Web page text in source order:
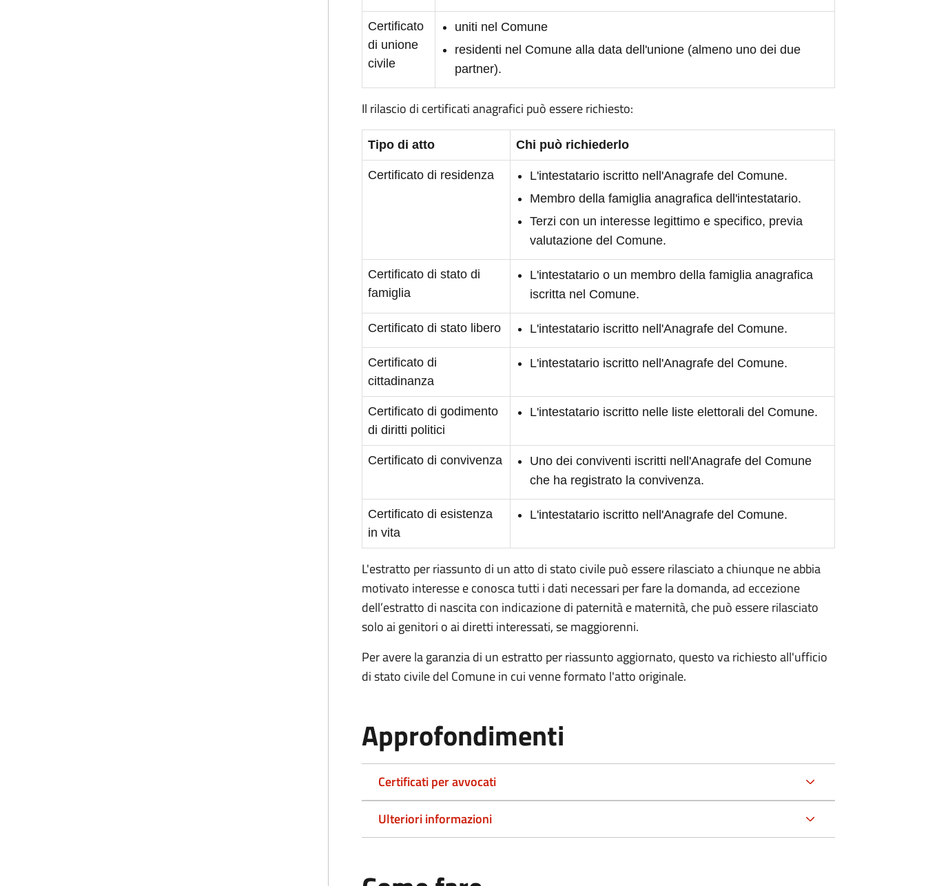
Certificato
di unione
civile
uniti nel Comune
residenti nel Comune alla data dell'unione (almeno uno dei due
partner).
Il rilascio di certificati anagrafici può essere richiesto:
Tipo di atto Chi può richiederlo
Certificato di residenza
L'intestatario iscritto nell'Anagrafe del Comune.
Membro della famiglia anagrafica dell'intestatario.
Terzi con un interesse legittimo e specifico, previa
valutazione del Comune.
Certificato di stato di
famiglia
L'intestatario o un membro della famiglia anagrafica
iscritta nel Comune.
Certificato di stato libero L'intestatario iscritto nell'Anagrafe del Comune.
Certificato di
cittadinanza
L'intestatario iscritto nell'Anagrafe del Comune.
Certificato di godimento
di diritti politici
L'intestatario iscritto nelle liste elettorali del Comune.
Certificato di convivenza
Uno dei conviventi iscritti nell'Anagrafe del Comune
che ha registrato la convivenza.
Certificato di esistenza
in vita
L'intestatario iscritto nell'Anagrafe del Comune.
L'estratto per riassunto di un atto di stato civile può essere rilasciato a chiunque ne abbia
motivato interesse e conosca tutti i dati necessari per fare la domanda, ad eccezione
dell’estratto di nascita con indicazione di paternità e maternità, che può essere rilasciato
solo ai genitori o ai diretti interessati, se maggiorenni.
Per avere la garanzia di un estratto per riassunto aggiornato, questo va richiesto all'ufficio
di stato civile del Comune in cui venne formato l'atto originale.
Approfondimenti
Certificati per avvocati
Ulteriori informazioni